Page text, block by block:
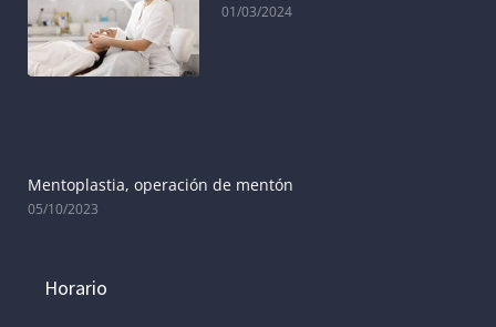
01/03/2024
Mentoplastia, operación de mentón
05/10/2023
Horario